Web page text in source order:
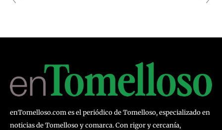
enTomelloso.com es el periódico de Tomelloso, especializado en
noticias de Tomelloso y comarca. Con rigor y cercanía,